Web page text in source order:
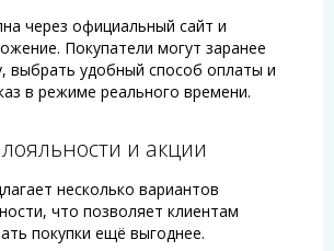
через официальный сайт и
Покупатели могут заранее
выбрать удобный способ оплаты и
в режиме реального времени.
и акции
несколько вариантов
что позволяет клиентам
покупки ещё выгоднее.